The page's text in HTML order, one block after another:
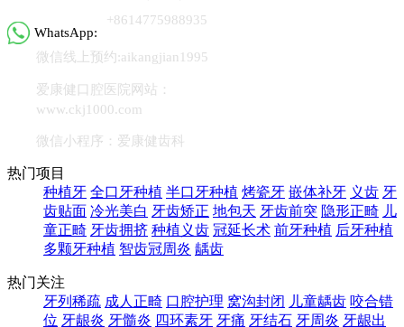
WhatsApp:
+8614775988935
微信线上预约:aikangjian1995
爱康健口腔医院网站：
www.ckj1000.com
微信小程序：爱康健齿科
热门项目
种植牙 全口牙种植 半口牙种植 烤瓷牙 嵌体补牙 义齿 牙
齿贴面 冷光美白 牙齿矫正 地包天 牙齿前突 隐形正畸 儿
童正畸 牙齿拥挤 种植义齿 冠延长术 前牙种植 后牙种植
多颗牙种植 智齿冠周炎 龋齿
热门关注
牙列稀疏 成人正畸 口腔护理 窝沟封闭 儿童龋齿 咬合错
位 牙龈炎 牙髓炎 四环素牙 牙痛 牙结石 牙周炎 牙龈出